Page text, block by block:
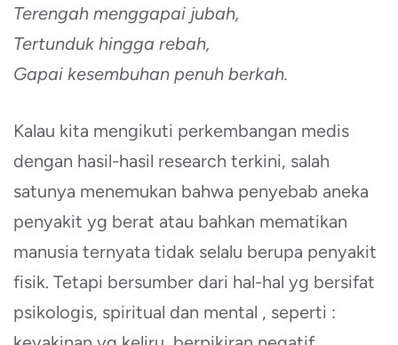
Terengah menggapai jubah,
Tertunduk hingga rebah,
Gapai kesembuhan penuh berkah.
Kalau kita mengikuti perkembangan medis
dengan hasil-hasil research terkini, salah
satunya menemukan bahwa penyebab aneka
penyakit yg berat atau bahkan mematikan
manusia ternyata tidak selalu berupa penyakit
fisik. Tetapi bersumber dari hal-hal yg bersifat
psikologis, spiritual dan mental , seperti :